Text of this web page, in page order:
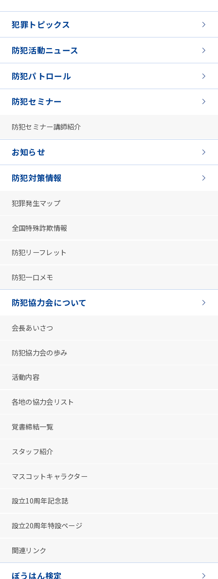
犯罪トピックス
防犯活動ニュース
防犯パトロール
防犯セミナー
防犯セミナー講師紹介
お知らせ
防犯対策情報
犯罪発生マップ
全国特殊詐欺情報
防犯リーフレット
防犯一口メモ
防犯協力会について
会長あいさつ
防犯協力会の歩み
活動内容
各地の協力会リスト
覚書締結一覧
スタッフ紹介
マスコットキャラクター
設立10周年記念誌
設立20周年特設ページ
関連リンク
ぼうはん検定